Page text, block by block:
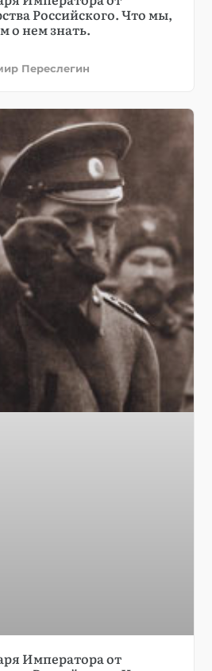
Российского. Что мы,
о нем знать.
Переслегин
Императора от